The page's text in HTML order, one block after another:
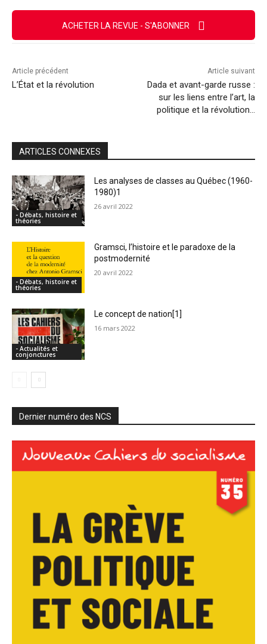
ACHETER LA REVUE - S'ABONNER
Article précédent
L’État et la révolution
Article suivant
Dada et avant-garde russe :
sur les liens entre l’art, la
politique et la révolution…
ARTICLES CONNEXES
- Débats, histoire et
théories
Les analyses de classes au Québec (1960-
1980)1
26 avril 2022
- Débats, histoire et
théories
Gramsci, l’histoire et le paradoxe de la
postmodernité
20 avril 2022
- Actualités et
conjonctures
Le concept de nation[1]
16 mars 2022
Dernier numéro des NCS